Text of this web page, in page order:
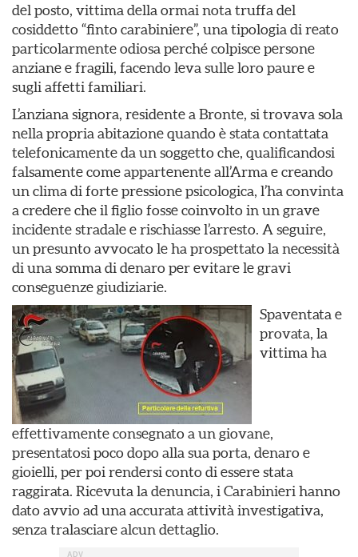
del posto, vittima della ormai nota truffa del
cosiddetto “finto carabiniere”, una tipologia di reato
particolarmente odiosa perché colpisce persone
anziane e fragili, facendo leva sulle loro paure e
sugli affetti familiari.
L’anziana signora, residente a Bronte, si trovava sola
nella propria abitazione quando è stata contattata
telefonicamente da un soggetto che, qualificandosi
falsamente come appartenente all’Arma e creando
un clima di forte pressione psicologica, l’ha convinta
a credere che il figlio fosse coinvolto in un grave
incidente stradale e rischiasse l’arresto. A seguire,
un presunto avvocato le ha prospettato la necessità
di una somma di denaro per evitare le gravi
conseguenze giudiziarie.
Spaventata e
provata, la
vittima ha
effettivamente consegnato a un giovane,
presentatosi poco dopo alla sua porta, denaro e
gioielli, per poi rendersi conto di essere stata
raggirata. Ricevuta la denuncia, i Carabinieri hanno
dato avvio ad una accurata attività investigativa,
senza tralasciare alcun dettaglio.